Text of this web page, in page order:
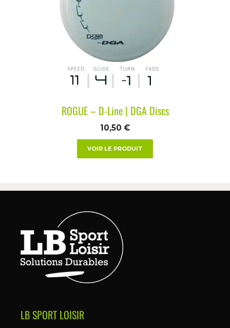
ROGUE – D-Line | DGA Discs
10,50 €
VOIR LE PRODUIT
LB SPORT LOISIR